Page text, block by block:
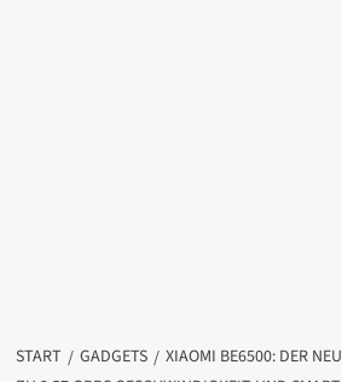
START GADGETS
XIAOMI BE6500: DER